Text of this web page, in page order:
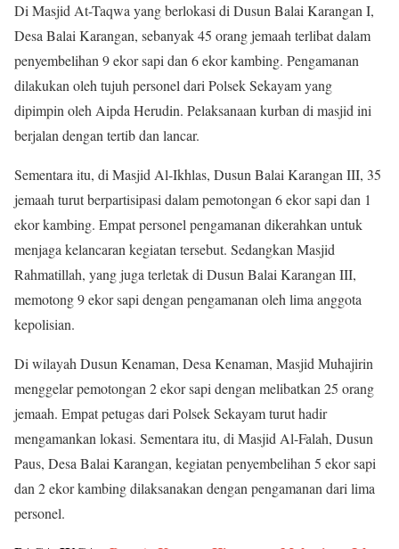
Di Masjid At-Taqwa yang berlokasi di Dusun Balai Karangan I,
Desa Balai Karangan, sebanyak 45 orang jemaah terlibat dalam
penyembelihan 9 ekor sapi dan 6 ekor kambing. Pengamanan
dilakukan oleh tujuh personel dari Polsek Sekayam yang
dipimpin oleh Aipda Herudin. Pelaksanaan kurban di masjid ini
berjalan dengan tertib dan lancar.
Sementara itu, di Masjid Al-Ikhlas, Dusun Balai Karangan III, 35
jemaah turut berpartisipasi dalam pemotongan 6 ekor sapi dan 1
ekor kambing. Empat personel pengamanan dikerahkan untuk
menjaga kelancaran kegiatan tersebut. Sedangkan Masjid
Rahmatillah, yang juga terletak di Dusun Balai Karangan III,
memotong 9 ekor sapi dengan pengamanan oleh lima anggota
kepolisian.
Di wilayah Dusun Kenaman, Desa Kenaman, Masjid Muhajirin
menggelar pemotongan 2 ekor sapi dengan melibatkan 25 orang
jemaah. Empat petugas dari Polsek Sekayam turut hadir
mengamankan lokasi. Sementara itu, di Masjid Al-Falah, Dusun
Paus, Desa Balai Karangan, kegiatan penyembelihan 5 ekor sapi
dan 2 ekor kambing dilaksanakan dengan pengamanan dari lima
personel.